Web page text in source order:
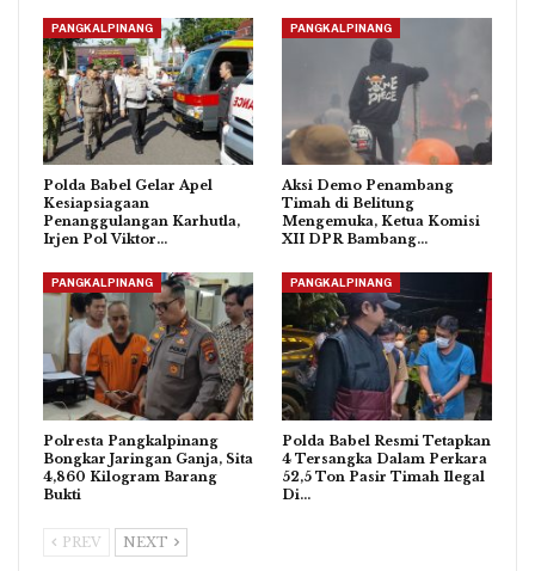
PANGKALPINANG
Polda Babel Gelar Apel
Kesiapsiagaan
Penanggulangan Karhutla,
Irjen Pol Viktor…
PANGKALPINANG
Aksi Demo Penambang
Timah di Belitung
Mengemuka, Ketua Komisi
XII DPR Bambang…
PANGKALPINANG
Polresta Pangkalpinang
Bongkar Jaringan Ganja, Sita
4,860 Kilogram Barang
Bukti
PANGKALPINANG
Polda Babel Resmi Tetapkan
4 Tersangka Dalam Perkara
52,5 Ton Pasir Timah Ilegal
Di…
PREV NEXT